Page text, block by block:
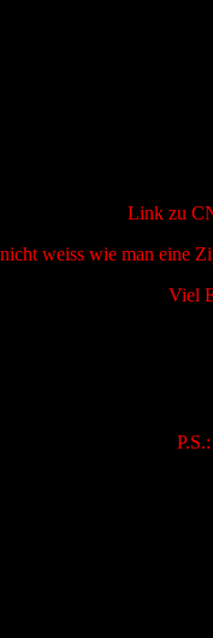
Link zu
weiss wie man eine
Viel